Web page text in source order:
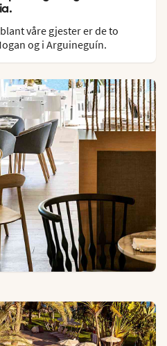
våre gjester er de to
og i Arguineguín.